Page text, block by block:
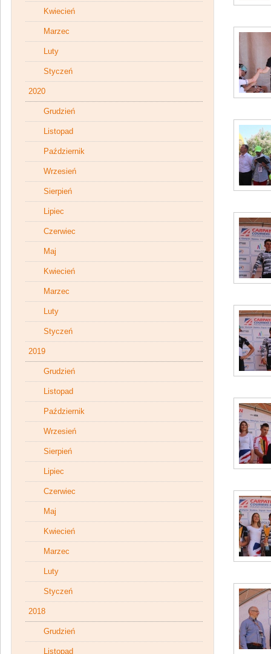
Kwiecień
Marzec
Luty
Styczeń
2020
Grudzień
Listopad
Październik
Wrzesień
Sierpień
Lipiec
Czerwiec
Maj
Kwiecień
Marzec
Luty
Styczeń
2019
Grudzień
Listopad
Październik
Wrzesień
Sierpień
Lipiec
Czerwiec
Maj
Kwiecień
Marzec
Luty
Styczeń
2018
Grudzień
Listopad